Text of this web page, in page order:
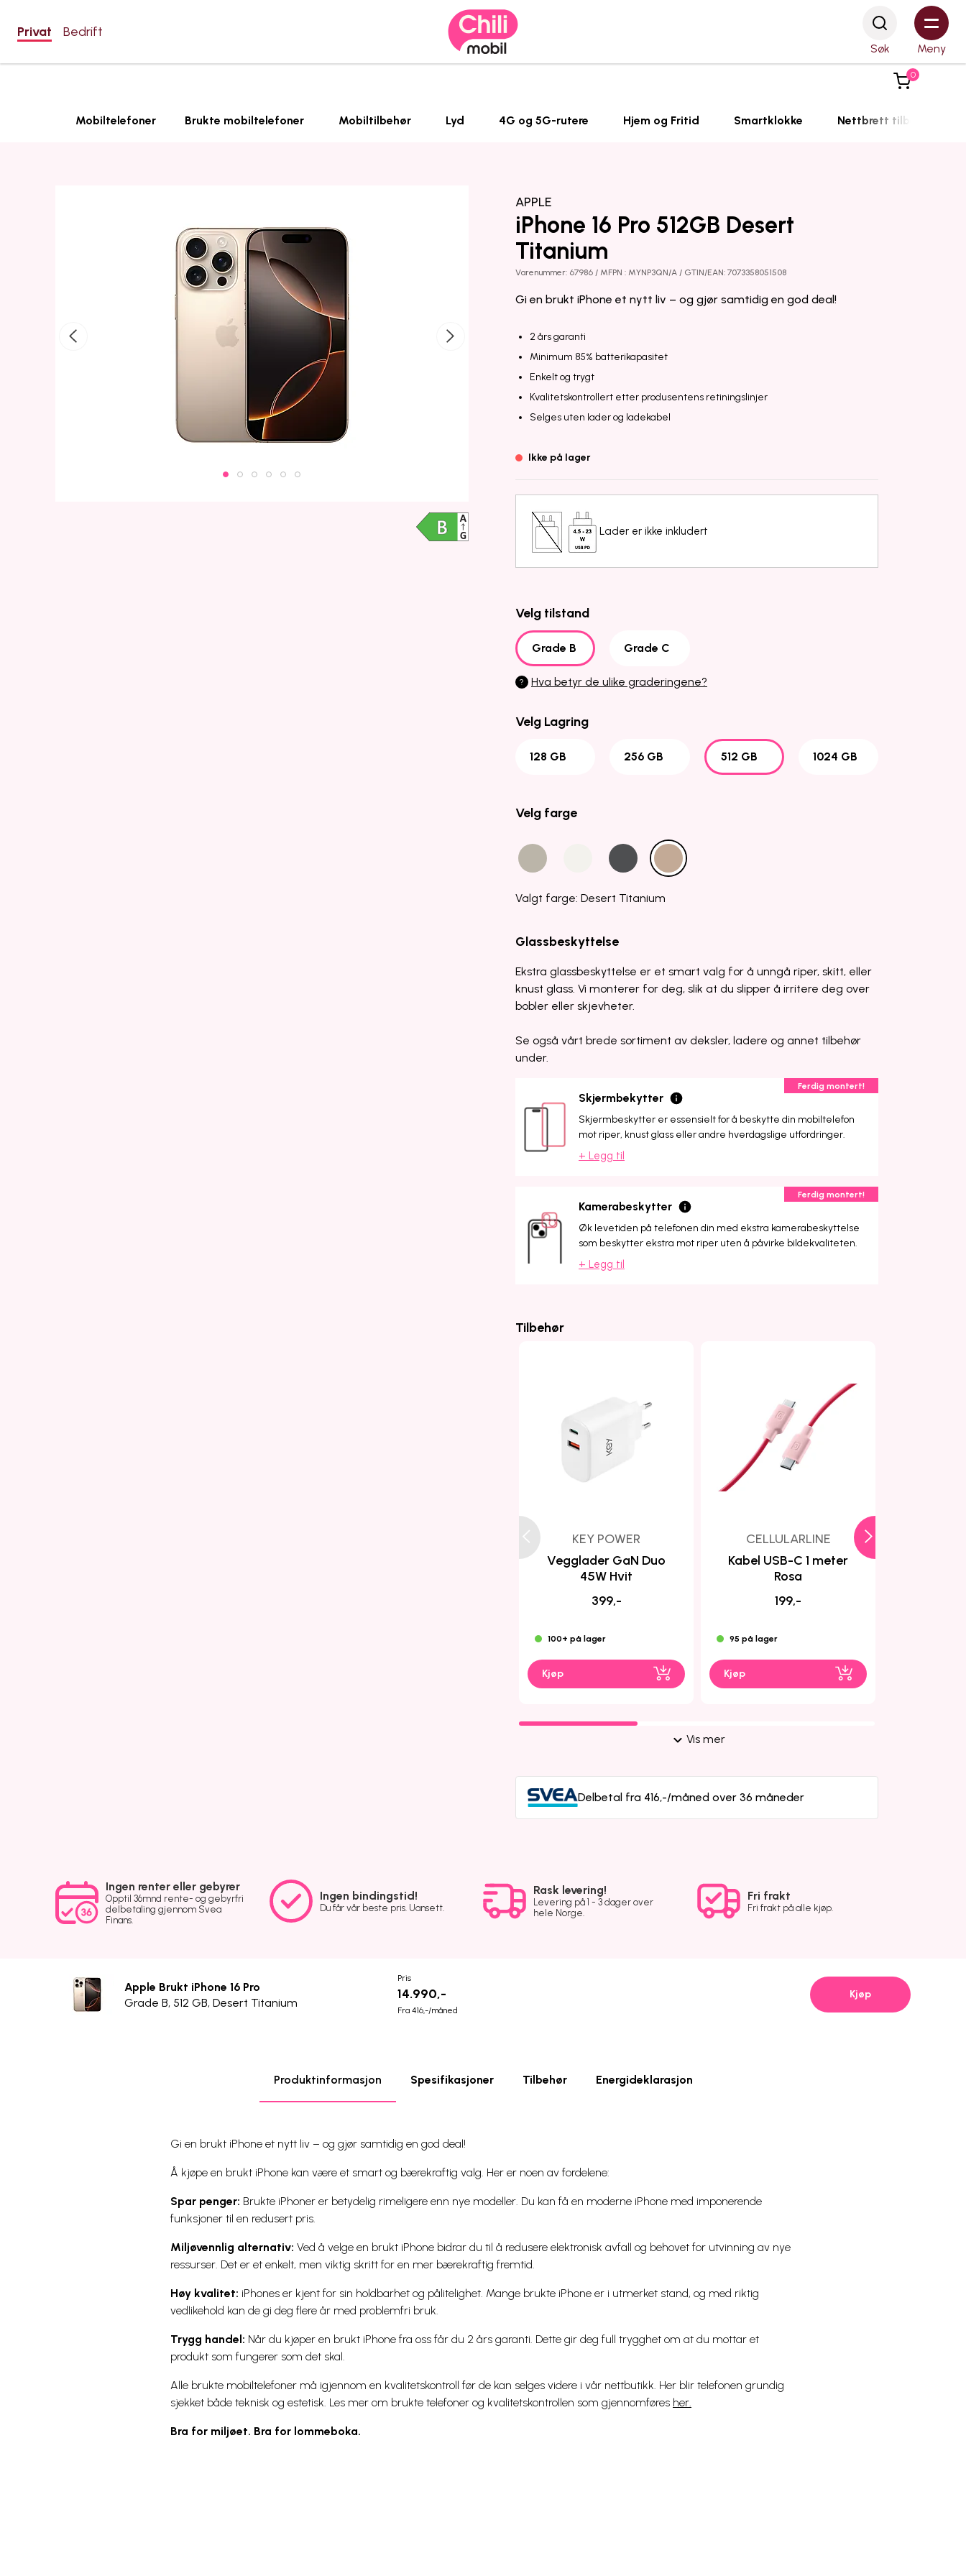
Privat Bedrift
Søk Meny
0
Mobiltelefoner Brukte mobiltelefoner Mobiltilbehør Lyd 4G og 5G-rutere Hjem og Fritid Smartklokke Nettbrett tilbehør
APPLE
iPhone 16 Pro 512GB Desert
Titanium
Varenummer: 67986 / MFPN : MYNP3QN/A / GTIN/EAN: 7073358051508
Gi en brukt iPhone et nytt liv – og gjør samtidig en god deal!
2 års garanti
Minimum 85% batterikapasitet
Enkelt og trygt
Kvalitetskontrollert etter produsentens retiningslinjer
Selges uten lader og ladekabel
Ikke på lager
Lader er ikke inkludert
Velg tilstand
Grade B Grade C
? Hva betyr de ulike graderingene?
Velg Lagring
128 GB 256 GB 512 GB 1024 GB
Velg farge
Valgt farge: Desert Titanium
Glassbeskyttelse
Ekstra glassbeskyttelse er et smart valg for å unngå riper, skitt, eller
knust glass. Vi monterer for deg, slik at du slipper å irritere deg over
bobler eller skjevheter.
Se også vårt brede sortiment av deksler, ladere og annet tilbehør
under.
Skjermbekytter
Skjermbeskytter er essensielt for å beskytte din mobiltelefon
mot riper, knust glass eller andre hverdagslige utfordringer.
Ferdig montert!
+ Legg til
Kamerabeskytter
Øk levetiden på telefonen din med ekstra kamerabeskyttelse
som beskytter ekstra mot riper uten å påvirke bildekvaliteten.
Ferdig montert!
+ Legg til
Tilbehør
KEY POWER
Vegglader GaN Duo
45W Hvit
399,-
100+ på lager
Kjøp
CELLULARLINE
Kabel USB-C 1 meter
Rosa
199,-
95 på lager
Kjøp
Vis mer
Delbetal fra 416,-/måned over 36 måneder
Ingen renter eller gebyrer
Opptil 36mnd rente- og gebyrfri
delbetaling gjennom Svea
Finans.
Ingen bindingstid!
Du får vår beste pris. Uansett.
Rask levering!
Levering på 1 - 3 dager over
hele Norge.
Fri frakt
Fri frakt på alle kjøp.
Apple Brukt iPhone 16 Pro
Grade B, 512 GB, Desert Titanium
Pris
14.990,-
Fra 416,-/måned
Kjøp
Produktinformasjon Spesifikasjoner Tilbehør Energideklarasjon
Gi en brukt iPhone et nytt liv – og gjør samtidig en god deal!
Å kjøpe en brukt iPhone kan være et smart og bærekraftig valg. Her er noen av fordelene:
Spar penger: Brukte iPhoner er betydelig rimeligere enn nye modeller. Du kan få en moderne iPhone med imponerende
funksjoner til en redusert pris.
Miljøvennlig alternativ: Ved å velge en brukt iPhone bidrar du til å redusere elektronisk avfall og behovet for utvinning av nye
ressurser. Det er et enkelt, men viktig skritt for en mer bærekraftig fremtid.
Høy kvalitet: iPhones er kjent for sin holdbarhet og pålitelighet. Mange brukte iPhone er i utmerket stand, og med riktig
vedlikehold kan de gi deg flere år med problemfri bruk.
Trygg handel: Når du kjøper en brukt iPhone fra oss får du 2 års garanti. Dette gir deg full trygghet om at du mottar et
produkt som fungerer som det skal.
Alle brukte mobiltelefoner må igjennom en kvalitetskontroll før de kan selges videre i vår nettbutikk. Her blir telefonen grundig
sjekket både teknisk og estetisk. Les mer om brukte telefoner og kvalitetskontrollen som gjennomføres her.
Bra for miljøet. Bra for lommeboka.